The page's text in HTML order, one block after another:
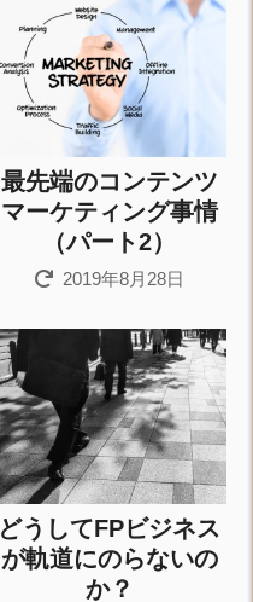
最先端のコンテンツ
マーケティング事情
（パート2）
2019年8月28日
どうしてFPビジネス
が軌道にのらないの
か？